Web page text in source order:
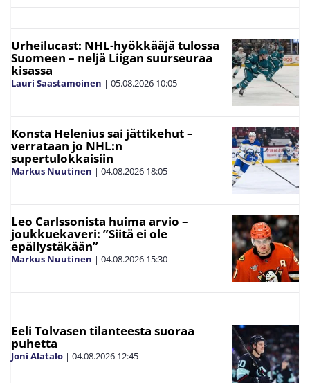
Urheilucast: NHL-hyökkääjä tulossa
Suomeen – neljä Liigan suurseuraa
kisassa
Lauri Saastamoinen | 05.08.2026 10:05
Konsta Helenius sai jättikehut –
verrataan jo NHL:n
supertulokkaisiin
Markus Nuutinen | 04.08.2026 18:05
Leo Carlssonista huima arvio –
joukkuekaveri: ”Siitä ei ole
epäilystäkään”
Markus Nuutinen | 04.08.2026 15:30
Eeli Tolvasen tilanteesta suoraa
puhetta
Joni Alatalo | 04.08.2026 12:45